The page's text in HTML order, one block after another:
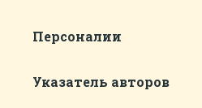
Персоналии
Указатель авторов